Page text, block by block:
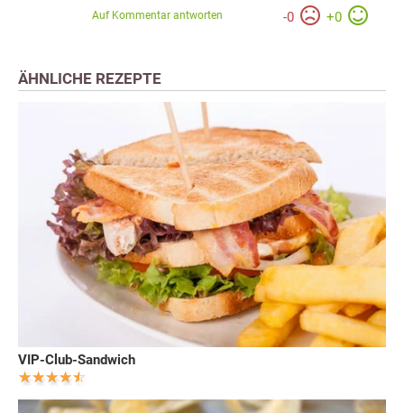
-0 +0
Auf Kommentar antworten
ÄHNLICHE REZEPTE
VIP-Club-Sandwich